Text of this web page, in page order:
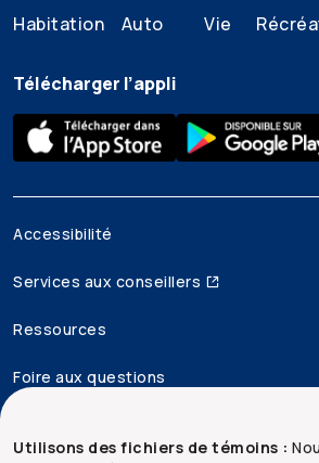
Utilisons des fichiers de témoins :
Habitation Auto Vie
Télécharger l’appli
Accessibilité
Services aux conseillers
Ressources
Foire aux questions